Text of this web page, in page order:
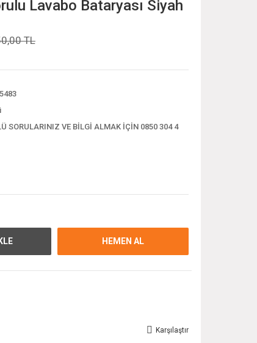
Lavabo Bataryası Siyah
TL
SORULARINIZ VE BİLGİ ALMAK İÇİN 0850 304 4
HEMEN AL
Karşılaştır